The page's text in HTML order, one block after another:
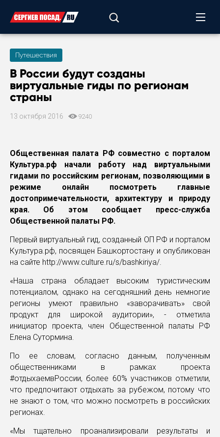
Путешествия
В России будут созданы
виртуальные гиды по регионам
страны
13 октября 2016 9240
Общественная палата РФ совместно с порталом
Культура.рф начали работу над виртуальными
гидами по российским регионам, позволяющими в
режиме онлайн посмотреть главные
достопримечательности, архитектуру и природу
края. Об этом сообщает пресс-служба
Общественной палаты РФ.
Первый виртуальный гид, созданный ОП РФ и порталом
Культура.рф, посвящен Башкортостану и опубликован
на сайте http://www.culture.ru/s/bashkiriya/.
«Наша страна обладает высоким туристическим
потенциалом, однако на сегодняшний день немногие
регионы умеют правильно «заворачивать» свой
продукт для широкой аудитории», - отметила
инициатор проекта, член Общественной палаты РФ
Елена Сутормина.
По ее словам, согласно данным, полученным
общественниками в рамках проекта
#отдыхаемвРоссии, более 60% участников отметили,
что предпочитают отдыхать за рубежом, потому что
не знают о том, что можно посмотреть в российских
регионах.
«Мы тщательно проанализировали результаты и